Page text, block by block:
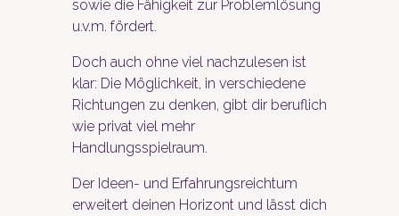
sowie die Fähigkeit zur Problemlösung
u.v.m. fördert.
Doch auch ohne viel nachzulesen ist
klar: Die Möglichkeit, in verschiedene
Richtungen zu denken, gibt dir beruflich
wie privat viel mehr
Handlungsspielraum.
Der Ideen- und Erfahrungsreichtum
erweitert deinen Horizont und lässt dich